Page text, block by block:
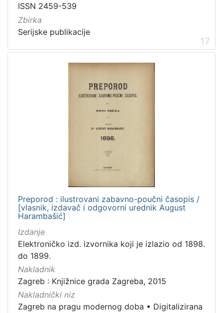
ISSN 2459-539
Zbirka
Serijske publikacije
17
Preporod : ilustrovani zabavno-poučni časopis /
[vlasnik, izdavač i odgovorni urednik August
Harambašić]
Izdanje
Elektroničko izd. izvornika koji je izlazio od 1898.
do 1899.
Nakladnik
Zagreb : Knjižnice grada Zagreba, 2015
Nakladnički niz
Zagreb na pragu modernog doba • Digitalizirana